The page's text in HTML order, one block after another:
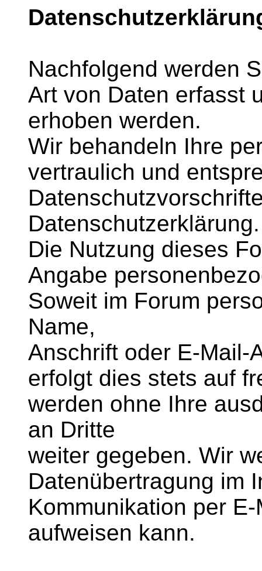
Nachfolgend werden
Art von Daten erfasst
erhoben werden.
Wir behandeln Ihre
vertraulich und
Datenschutzerklärung.
Die Nutzung dieses
Angabe
Soweit im Forum
Name,
Anschrift oder E-Mail-
erfolgt dies stets auf
werden ohne Ihre
an Dritte
weiter gegeben. Wir
Datenübertragung im
Kommunikation per
aufweisen kann.